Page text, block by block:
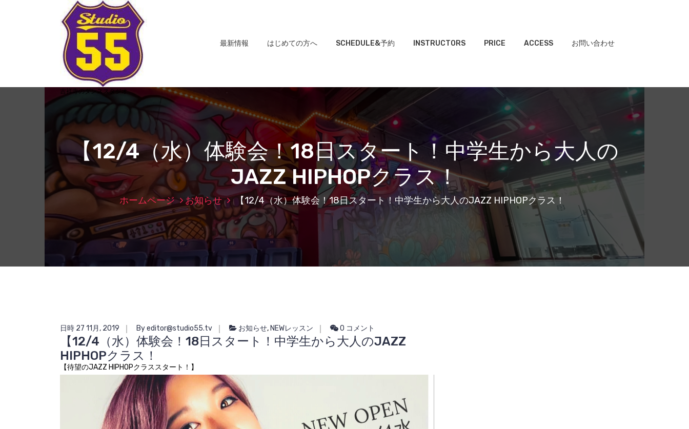
吉祥寺のダンススタジオ
最新情報 はじめての方へ SCHEDULE&予約 INSTRUCTORS PRICE ACCESS お問い合わせ
【12/4（水）体験会！18日スタート！中学生から大人の
JAZZ HIPHOPクラス！
ホームページ お知らせ 【12/4（水）体験会！18日スタート！中学生から大人のJAZZ HIPHOPクラス！
日時 27 11月, 2019 By editor@studio55.tv お知らせ, NEWレッスン 0 コメント
【12/4（水）体験会！18日スタート！中学生から大人のJAZZ
HIPHOPクラス！
【待望のJAZZ HIPHOPクラススタート！】